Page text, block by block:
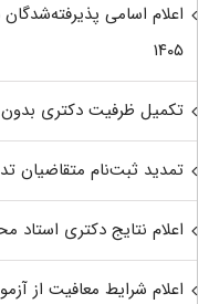
اعلام اسامی
۱۴۰۵
تکمیل ظرفیت دکتری بدون
تمدید ثبت‌نام متقاضیان
اعلام نتایج دکتری استاد
اعلام شرایط معافیت از